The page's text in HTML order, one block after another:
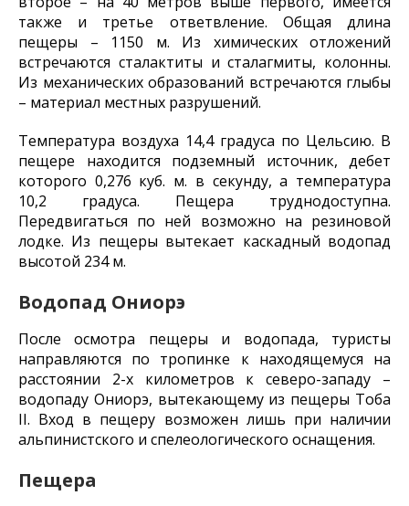
также и третье ответвление. Общая длина
пещеры – 1150 м. Из химических отложений
встречаются сталактиты и сталагмиты, колонны.
Из механических образований встречаются глыбы
– материал местных разрушений.
Температура воздуха 14,4 градуса по Цельсию. В
пещере находится подземный источник, дебет
которого 0,276 куб. м. в секунду, а температура
10,2 градуса. Пещера труднодоступна.
Передвигаться по ней возможно на резиновой
лодке. Из пещеры вытекает каскадный водопад
высотой 234 м.
Водопад Ониорэ
После осмотра пещеры и водопада, туристы
направляются по тропинке к находящемуся на
расстоянии 2-х километров к северо-западу –
водопаду Ониорэ, вытекающему из пещеры Тоба
II. Вход в пещеру возможен лишь при наличии
альпинистского и спелеологического оснащения.
Пещера